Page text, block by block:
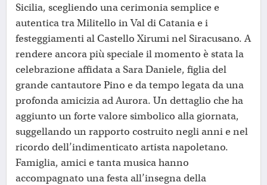
Sicilia, scegliendo una cerimonia semplice e
autentica tra Militello in Val di Catania e i
festeggiamenti al Castello Xirumi nel Siracusano. A
rendere ancora più speciale il momento è stata la
celebrazione affidata a Sara Daniele, figlia del
grande cantautore Pino e da tempo legata da una
profonda amicizia ad Aurora. Un dettaglio che ha
aggiunto un forte valore simbolico alla giornata,
suggellando un rapporto costruito negli anni e nel
ricordo dell’indimenticato artista napoletano.
Famiglia, amici e tanta musica hanno
accompagnato una festa all’insegna della